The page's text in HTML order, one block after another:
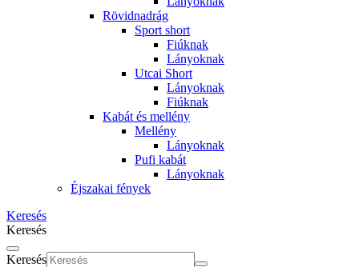
Rövidnadrág
Sport short
Fiúknak
Lányoknak
Utcai Short
Lányoknak
Fiúknak
Kabát és mellény
Mellény
Lányoknak
Pufi kabát
Lányoknak
Éjszakai fények
Keresés
Keresés
Keresés